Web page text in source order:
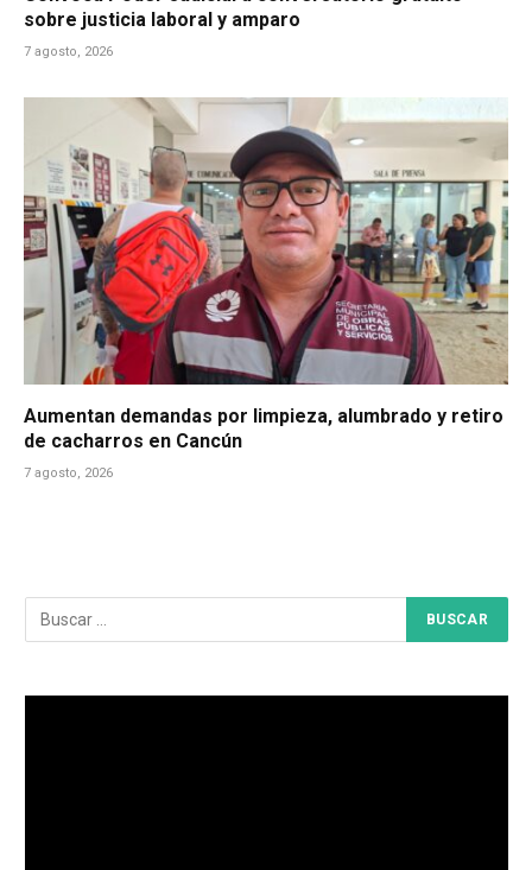
sobre justicia laboral y amparo
7 agosto, 2026
Aumentan demandas por limpieza, alumbrado y retiro
de cacharros en Cancún
7 agosto, 2026